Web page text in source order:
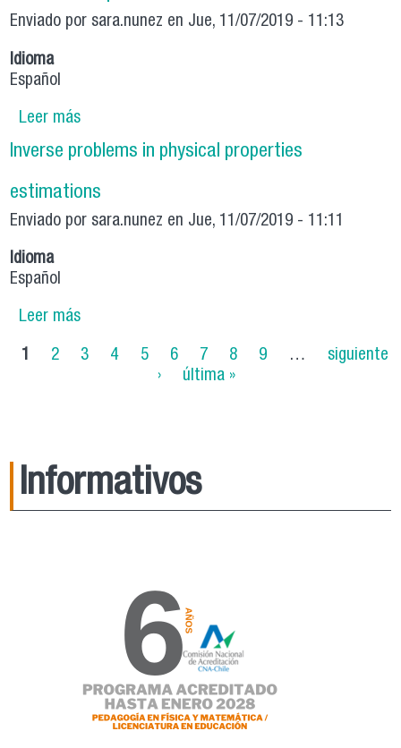
Enviado porsara.nunez en Jue, 11/07/2019 - 11:13
Idioma
Español
Leer mássobre Diseño y caracterización de un reactor
sonoelectroquímico
Inverse problems in physical properties
estimations
Enviado porsara.nunez en Jue, 11/07/2019 - 11:11
Idioma
Español
Leer mássobre Inverse problems in physical properties
Páginas
1 2 3 4 5 6 7 8 9 …
siguiente
›
última »
Informativos